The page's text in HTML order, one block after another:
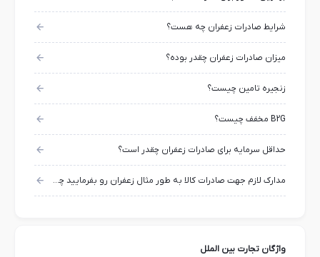
شرایط صادرات زعفران چه هست؟
میزان صادرات زعفران چقدر بوده؟
زنجیره تامین چیست؟
B2G مخفف چیست؟
حداقل سرمایه برای صادرات زعفران چقدر است؟
مدارک لازم جهت صادرات کالا به طور مثال زعفران رو بفرمایید چه اسنادی و مدارکی لازم هست؟
واژگان تجارت بین الملل